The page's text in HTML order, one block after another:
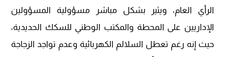
الرأي العام، ويثير بشكل مباشر مسؤولية المسؤولين
الإداريين على المحطة والمكتب الوطني للسكك الحديدية،
حيث إنه رغم تعطل السلالم الكهربائية وعدم تواجد الزجاجة